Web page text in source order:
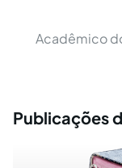
Acadêmico
Publicações